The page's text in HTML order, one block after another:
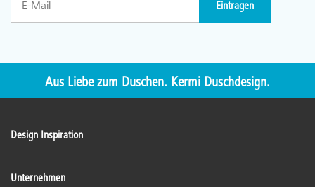
Eintragen
Aus Liebe zum Duschen. Kermi Duschdesign.
Design Inspiration
Unternehmen